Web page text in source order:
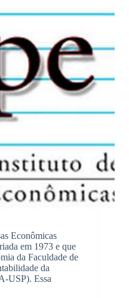
Econômicas
em 1973 e que
da Faculdade de
da
USP). Essa